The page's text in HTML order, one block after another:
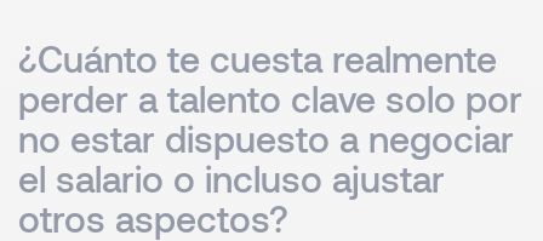
¿Cuánto te cuesta realmente
perder a talento clave solo por
no estar dispuesto a negociar
el salario o incluso ajustar
otros aspectos?